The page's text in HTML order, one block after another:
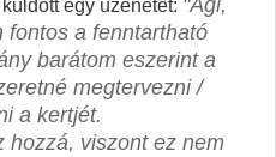
egy üzenetet: "Ági,
fontos a fenntartható
barátom eszerint a
megtervezni /
a kertjét.
hozzá, viszont ez nem